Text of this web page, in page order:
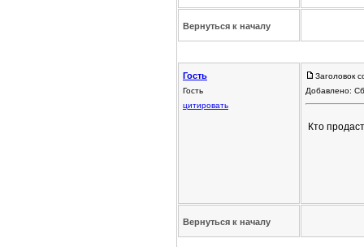
Вернуться к началу
Гость
Гость
цитировать
Заголовок
Добавлено:
Кто
Вернуться к началу